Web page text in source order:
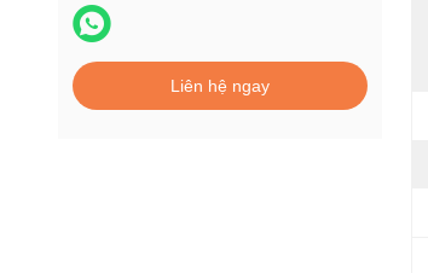
Liên hệ ngay